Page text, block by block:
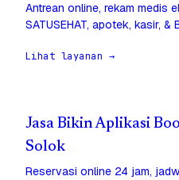
Antrean online, rekam medis
SATUSEHAT, apotek, kasir,
Lihat layanan →
Jasa Bikin Aplikasi
Solok
Reservasi online 24 jam,